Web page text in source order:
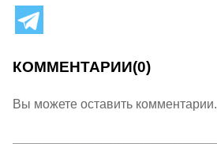
КОММЕНТАРИИ(0)
Вы можете оставить комментарии.